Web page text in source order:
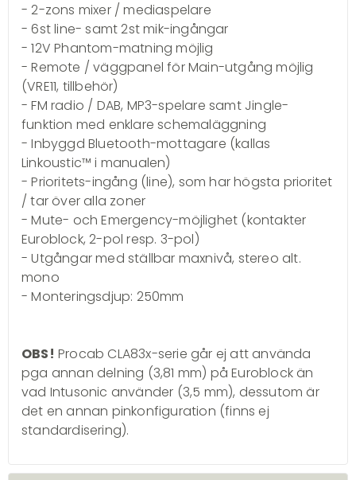
- 2-zons mixer / mediaspelare
- 6st line- samt 2st mik-ingångar
- 12V Phantom-matning möjlig
- Remote / väggpanel för Main-utgång möjlig
(VRE11, tillbehör)
- FM radio / DAB, MP3-spelare samt Jingle-
funktion med enklare schemaläggning
- Inbyggd Bluetooth-mottagare (kallas
Linkoustic™ i manualen)
- Prioritets-ingång (line), som har högsta prioritet
/ tar över alla zoner
- Mute- och Emergency-möjlighet (kontakter
Euroblock, 2-pol resp. 3-pol)
- Utgångar med ställbar maxnivå, stereo alt.
mono
- Monteringsdjup: 250mm
OBS! Procab CLA83x-serie går ej att använda
pga annan delning (3,81 mm) på Euroblock än
vad Intusonic använder (3,5 mm), dessutom är
det en annan pinkonfiguration (finns ej
standardisering).